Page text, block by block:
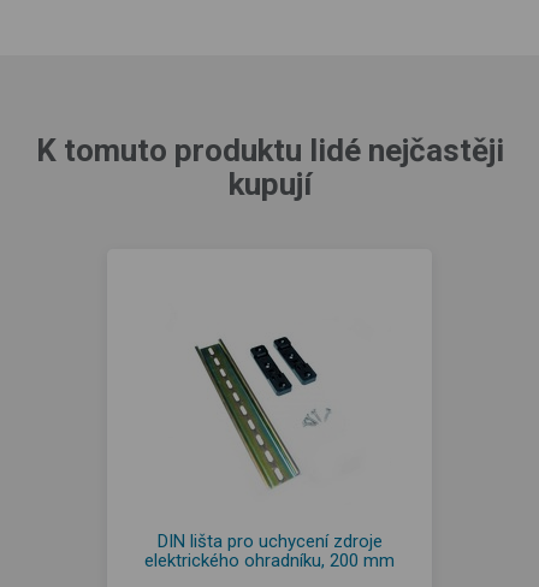
K tomuto produktu lidé nejčastěji
kupují
DIN lišta pro uchycení zdroje
elektrického ohradníku, 200 mm